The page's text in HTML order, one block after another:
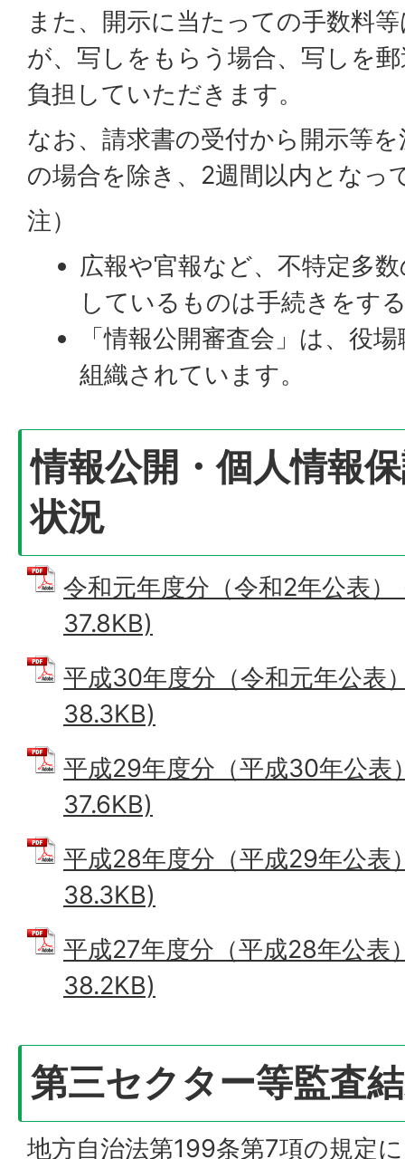
また、開示に当たっての手数料
が、写しをもらう場合、写しを
負担していただきます。
なお、請求書の受付から開示等
の場合を除き、2週間以内となっ
注）
広報や官報など、不特定多
しているものは手続きをす
「情報公開審査会」は、役
組織されています。
情報公開・個人情報
状況
令和元年度分（令和2年公表
37.8KB)
平成30年度分（令和元年公表
38.3KB)
平成29年度分（平成30年公表
37.6KB)
平成28年度分（平成29年公表
38.3KB)
平成27年度分（平成28年公表
38.2KB)
第三セクター等監査
地方自治法第199条第7項の規定